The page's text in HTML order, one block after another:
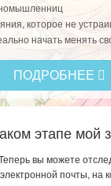
которое не
начать менять
ПОДРОБНЕЕ
этапе мой
вы можете
почты, на